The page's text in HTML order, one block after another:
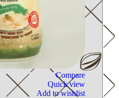
Compare
Quick view
Add to wishlist